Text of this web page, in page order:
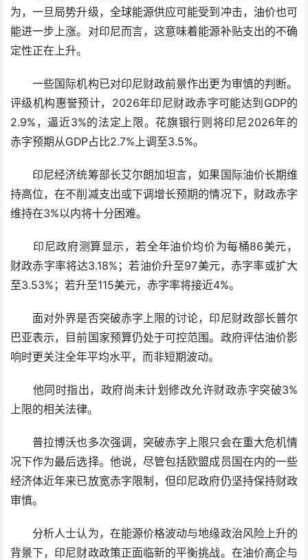
为，一旦局势升级，全球能源供应可能受到冲击，油价也可
能进一步上涨。对印尼而言，这意味着能源补贴支出的不确
定性正在上升。
一些国际机构已对印尼财政前景作出更为审慎的判断。
评级机构惠誉预计，2026年印尼财政赤字可能达到GDP的
2.9%，逼近3%的法定上限。花旗银行则将印尼2026年的
赤字预期从GDP占比2.7%上调至3.5%。
印尼经济统筹部长艾尔朗加坦言，如果国际油价长期维
持高位，在不削减支出或下调增长预期的情况下，财政赤字
维持在3%以内将十分困难。
印尼政府测算显示，若全年油价均价为每桶86美元，
财政赤字率将达3.18%；若油价升至97美元，赤字率或扩大
至3.53%；若升至115美元，赤字率将接近4%。
面对外界是否突破赤字上限的讨论，印尼财政部长普尔
巴亚表示，目前国家预算仍处于可控范围。政府评估油价影
响时更关注全年平均水平，而非短期波动。
他同时指出，政府尚未计划修改允许财政赤字突破3%
上限的相关法律。
普拉博沃也多次强调，突破赤字上限只会在重大危机情
况下作为最后选择。他说，尽管包括欧盟成员国在内的一些
经济体近年来已放宽赤字限制，但印尼政府仍坚持保持财政
审慎。
分析人士认为，在能源价格波动与地缘政治风险上升的
背景下，印尼财政政策正面临新的平衡挑战。在油价高企与